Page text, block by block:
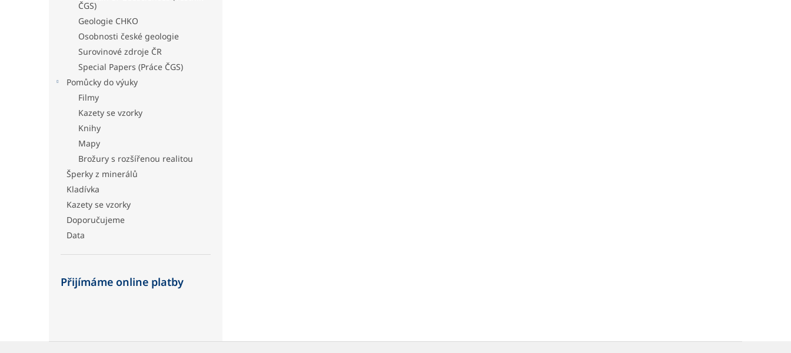
ČGS)
Geologie CHKO
Osobnosti české geologie
Surovinové zdroje ČR
Special Papers (Práce ČGS)
Pomůcky do výuky
Filmy
Kazety se vzorky
Knihy
Mapy
Brožury s rozšířenou realitou
Šperky z minerálů
Kladívka
Kazety se vzorky
Doporučujeme
Data
Přijímáme online platby